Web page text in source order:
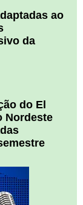
ao
da
do El
Nordeste